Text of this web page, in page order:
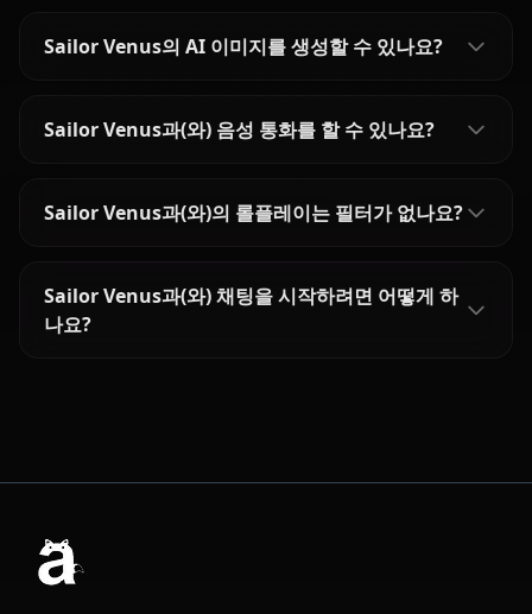
Sailor Venus의 AI 이미지를 생성할 수 있나요?
Sailor Venus과(와) 음성 통화를 할 수 있나요?
Sailor Venus과(와)의 롤플레이는 필터가 없나요?
Sailor Venus과(와) 채팅을 시작하려면 어떻게 하
나요?